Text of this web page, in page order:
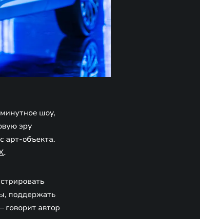
шоу,
эру
арт-объекта.
.
поддержать
говорит автор